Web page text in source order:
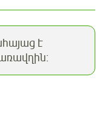
է